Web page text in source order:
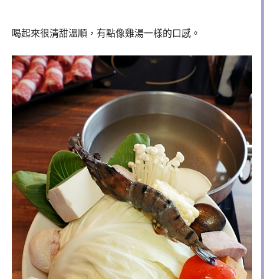
喝起來很清甜溫順，有點像雞湯一樣的口感。